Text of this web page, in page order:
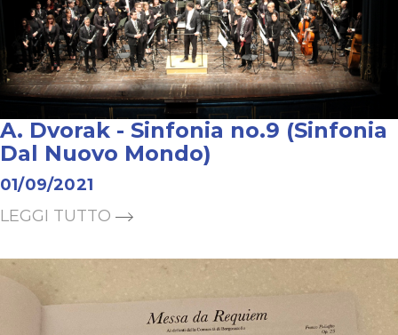
A. Dvorak - Sinfonia no.9 (Sinfonia
Dal Nuovo Mondo)
01/09/2021
LEGGI TUTTO